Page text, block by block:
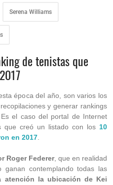
Serena Williams
de tenistas que
época del año, son varios los
y generar rankings
el caso del portal de Internet
que creó un listado con los 10
en 2017
Roger Federer, que en realidad
contemplando todas las
atención la ubicación de Kei